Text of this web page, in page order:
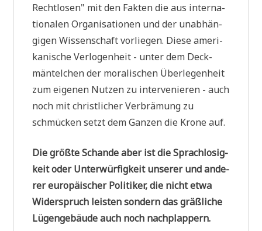
Recht­lo­sen" mit den Fak­ten die aus inter­na­
tio­na­len Orga­ni­sa­tio­nen und der unab­hän­
gi­gen Wis­sen­schaft vor­lie­gen. Die­se ame­ri­
ka­ni­sche Ver­lo­gen­heit - unter dem Deck­
män­tel­chen der mora­li­schen Über­le­gen­heit
zum eige­nen Nut­zen zu inter­ve­nie­ren - auch
noch mit christ­li­cher Ver­brä­mung zu
schmücken setzt dem Gan­zen die Kro­ne auf.
Die größ­te Schan­de aber ist die Sprach­lo­sig­
keit oder Unter­wür­fig­keit unse­rer und ande­
rer euro­päi­scher Poli­ti­ker, die nicht etwa
Wider­spruch lei­sten son­dern das gräß­li­che
Lügen­ge­bäu­de auch noch nachplappern.